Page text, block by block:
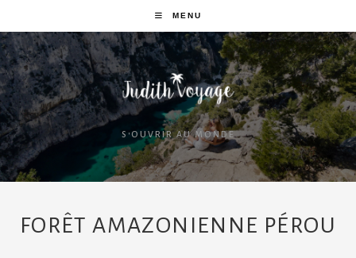
MENU
S'OUVRIR AU MONDE
FORÊT AMAZONIENNE PÉROU